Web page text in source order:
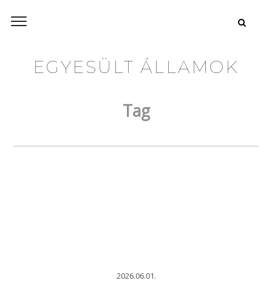
EGYESÜLT ÁLLAMOK
Tag
2026.06.01.